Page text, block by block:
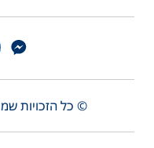
© כל הזכויות